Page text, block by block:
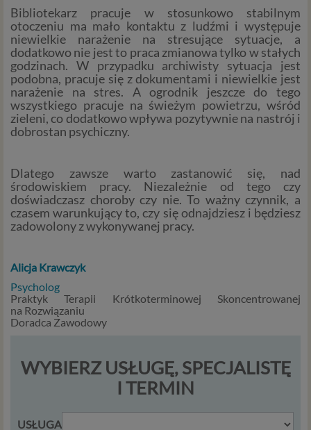
Bibliotekarz pracuje w stosunkowo stabilnym
otoczeniu ma mało kontaktu z ludźmi i występuje
niewielkie narażenie na stresujące sytuacje, a
dodatkowo nie jest to praca zmianowa tylko w stałych
godzinach. W przypadku archiwisty sytuacja jest
podobna, pracuje się z dokumentami i niewielkie jest
narażenie na stres. A ogrodnik jeszcze do tego
wszystkiego pracuje na świeżym powietrzu, wśród
zieleni, co dodatkowo wpływa pozytywnie na nastrój i
dobrostan psychiczny.
Dlatego zawsze warto zastanowić się, nad
środowiskiem pracy. Niezależnie od tego czy
doświadczasz choroby czy nie. To ważny czynnik, a
czasem warunkujący to, czy się odnajdziesz i będziesz
zadowolony z wykonywanej pracy.
Alicja Krawczyk
Psycholog
Praktyk Terapii Krótkoterminowej Skoncentrowanej
na Rozwiązaniu
Doradca Zawodowy
WYBIERZ USŁUGĘ, SPECJALISTĘ
I TERMIN
USŁUGA
interesujące Cię oferty reklamowe (np. produktu lub
usługi, których możesz potrzebować) reklamodawcy
i ich przedstawiciele muszą mieć możliwość
przetwarzania Twoich danych. Udzielenie takiej
zgody jest całkowicie dobrowolne, i jeśli nie chcesz,
nie musisz jej udzielać. Dzięki naszemu rozwiązaniu
masz również możliwość ograniczenia zakresu lub
zmiany zgody w dowolnym momencie.
podmiot przetwarzający dane jednej z dopuszczonych
przez RODO podstaw prawnych i wyłącznie w celu
dostosowanym do danej podstawy, zgodnie z opisem
powyżej. Twoje dane przetwarzane będą do czasu
ograniczenia lub innych działań z Twojej strony
ograniczających tę zgodę, w przypadku niezbędności
danych do wykonania umowy – przez czas jej
wykonywania, a w przypadku, gdy podstawą
przetwarzania danych jest uzasadniony interes
interesu.
Administratorami Twoich danych osobowych Psychology